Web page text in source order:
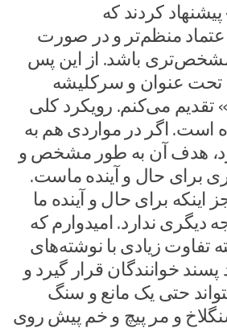
کردند که
منظم‌تر و در صورت
مشخص‌تری باشد. از این پس
تحت عنوان و سرکلیشه
تقدیم می‌کنم. رویکرد کلی
است. اگر در مواردی هم به
هدف آن به‌ طور مشخص و
برای حال و ‌آینده ماست.
برای حال و‌ آینده ما
دیگری ندارد. امیدوارم که
تفاوت زیادی با نوشته‌های
خوانندگان قرار گیرد و
حتی یک مانع و سنگ
و مر پیچ و خم پیش روی